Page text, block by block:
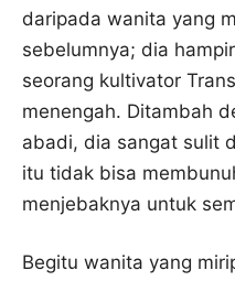
daripada wanita yang
sebelumnya; dia
seorang kultivator
menengah. Ditambah
abadi, dia sangat sulit
itu tidak bisa
menjebaknya untuk
Begitu wanita yang